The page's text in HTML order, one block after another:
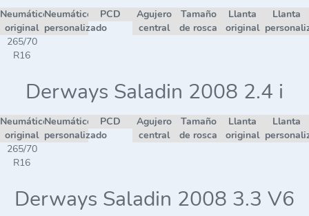
Neumático
original
Neumático
personalizado
PCD
Agujero
central
Tamaño
de rosca
Llanta
original
Llanta
265/70
R16
Derways Saladin 2008 2.4 i
Neumático
original
Neumático
personalizado
PCD
Agujero
central
Tamaño
de rosca
Llanta
original
Llanta
265/70
R16
Derways Saladin 2008 3.3 V6